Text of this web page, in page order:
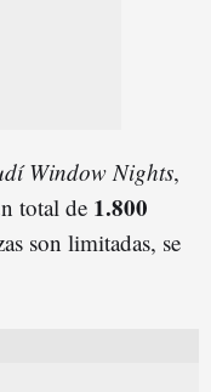
Window Nights,
total de 1.800
son limitadas, se